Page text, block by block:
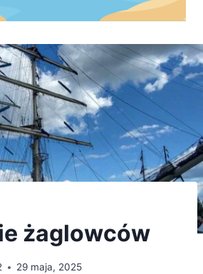
żaglowców
29 maja, 2025